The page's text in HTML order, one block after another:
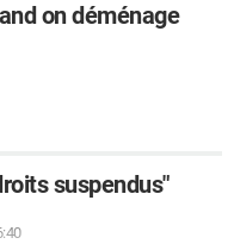
on déménage
suspendus"